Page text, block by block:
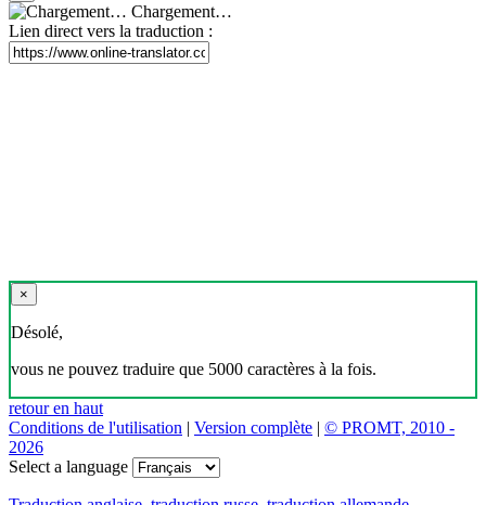
Chargement…
Lien direct vers la traduction :
×
Désolé,
vous ne pouvez traduire que 5000 caractères à la fois.
retour en haut
Conditions de l'utilisation | Version complète | © PROMT, 2010 -
2026
Select a language